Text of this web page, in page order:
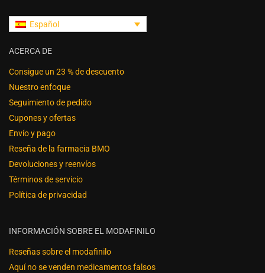
Español
ACERCA DE
Consigue un 23 % de descuento
Nuestro enfoque
Seguimiento de pedido
Cupones y ofertas
Envío y pago
Reseña de la farmacia BMO
Devoluciones y reenvíos
Términos de servicio
Política de privacidad
INFORMACIÓN SOBRE EL MODAFINILO
Reseñas sobre el modafinilo
Aquí no se venden medicamentos falsos